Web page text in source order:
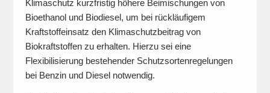
Klimaschutz kurzfristig höhere Beimischungen von
Bioethanol und Biodiesel, um bei rückläufigem
Kraftstoffeinsatz den Klimaschutzbeitrag von
Biokraftstoffen zu erhalten. Hierzu sei eine
Flexibilisierung bestehender Schutzsortenregelungen
bei Benzin und Diesel notwendig.